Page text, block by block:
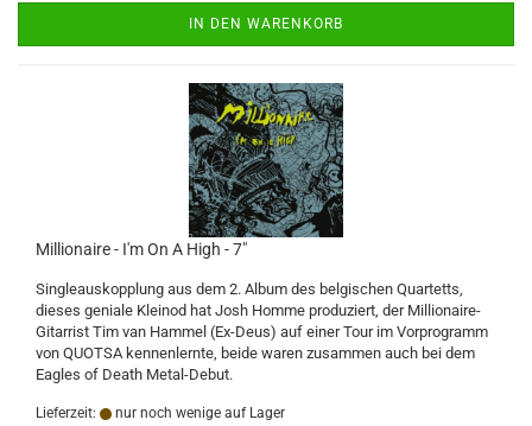
IN DEN WARENKORB
Millionaire - I'm On A High - 7"
Singleauskopplung aus dem 2. Album des belgischen Quartetts,
dieses geniale Kleinod hat Josh Homme produziert, der Millionaire-
Gitarrist Tim van Hammel (Ex-Deus) auf einer Tour im Vorprogramm
von QUOTSA kennenlernte, beide waren zusammen auch bei dem
Eagles of Death Metal-Debut.
Lieferzeit: nur noch wenige auf Lager